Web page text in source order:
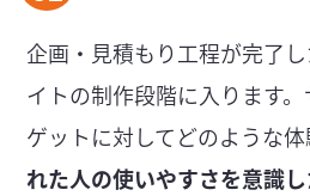
企画・見積もり工程が完了
イトの制作段階に入ります
ゲットに対してどのような体
れた人の使いやすさを意識